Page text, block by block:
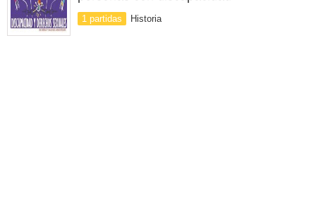
1 partidas Historia